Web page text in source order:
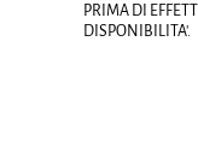
PRIMA DI
DISPONIBILITA'.